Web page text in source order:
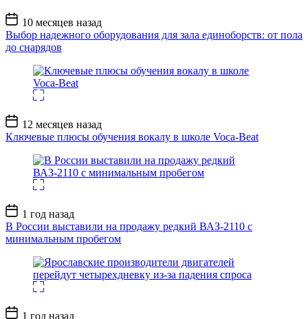
Дата
записи
10 месяцев назад
Выбор надежного оборудования для зала единоборств: от пола
до снарядов
Дата
записи
12 месяцев назад
Ключевые плюсы обучения вокалу в школе Voca-Beat
Дата
записи
1 год назад
В России выставили на продажу редкий ВАЗ-2110 с
минимальным пробегом
Дата1 год назад